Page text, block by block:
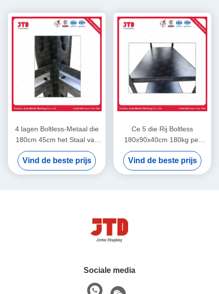
4 lagen Boltless-Metaal die
180cm 45cm het Staal van
het Klinknagelrek het
Opschorten opschorten
Vind de beste prijs
Ce 5 die Rij Boltless
180x90x40cm 180kg per
Laag in Garage opschorten
Vind de beste prijs
Sociale media